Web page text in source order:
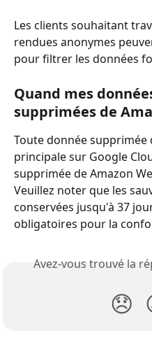
Les clients souhaitant
rendues anonymes
pour filtrer les données
Quand mes
supprimées de
Toute donnée supprimée
principale sur Google
supprimée de Amazon
Veuillez noter que les
conservées jusqu'à 37
obligatoires pour la
Avez-vous trouvé la
😞